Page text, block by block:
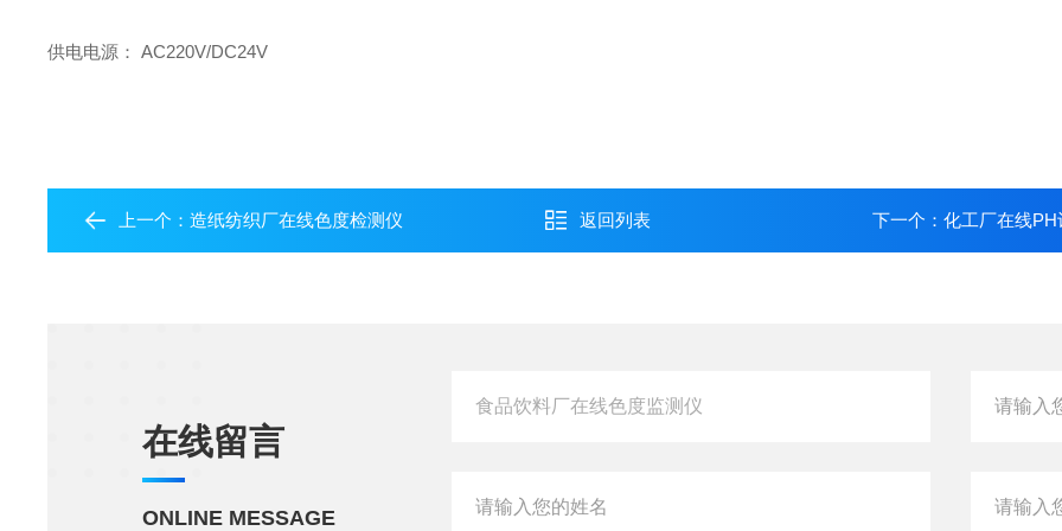
供电电源： AC220V/DC24V
上一个：造纸纺织厂在线色度检测仪 返回列表 下一个： 化工厂在线PH
在线留言
ONLINE MESSAGE